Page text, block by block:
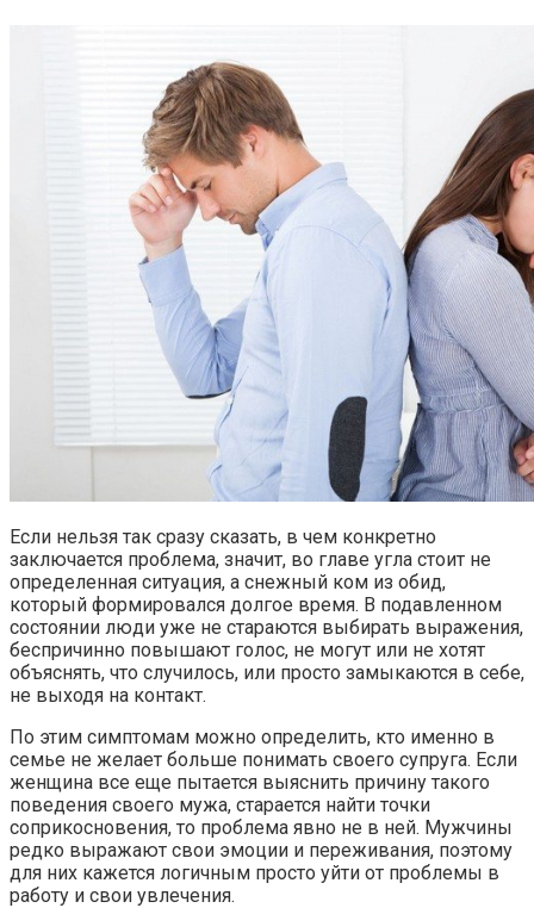
Если нельзя так сразу сказать, в чем конкретно
заключается проблема, значит, во главе угла стоит не
определенная ситуация, а снежный ком из обид,
который формировался долгое время. В подавленном
состоянии люди уже не стараются выбирать выражения,
беспричинно повышают голос, не могут или не хотят
объяснять, что случилось, или просто замыкаются в себе,
не выходя на контакт.
По этим симптомам можно определить, кто именно в
семье не желает больше понимать своего супруга. Если
женщина все еще пытается выяснить причину такого
поведения своего мужа, старается найти точки
соприкосновения, то проблема явно не в ней. Мужчины
редко выражают свои эмоции и переживания, поэтому
для них кажется логичным просто уйти от проблемы в
работу и свои увлечения.